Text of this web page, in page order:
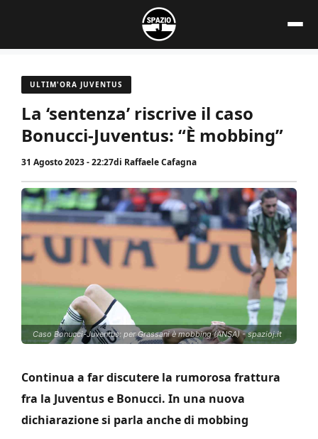
contenuto
ULTIM'ORA JUVENTUS
La ‘sentenza’ riscrive il caso
Bonucci-Juventus: “È mobbing”
31 Agosto 2023 - 22:27di Raffaele Cafagna
Caso Bonucci-Juventus: per Grassani è mobbing (ANSA) - spazioj.it
Continua a far discutere la rumorosa frattura
fra la Juventus e Bonucci. In una nuova
dichiarazione si parla anche di mobbing